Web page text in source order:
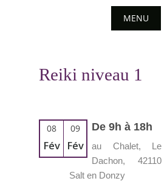
MENU
Reiki niveau 1
08
Fév
09
Fév
De 9h à 18h
au Chalet, Le
Dachon, 42110
Salt en Donzy